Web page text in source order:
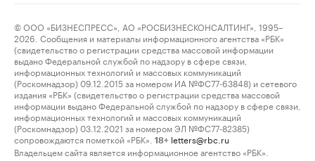
© ООО «БИЗНЕСПРЕСС», АО «РОСБИЗНЕСКОНСАЛТИНГ», 1995–
2026. Сообщения и материалы информационного агентства «РБК»
(свидетельство о регистрации средства массовой информации
выдано Федеральной службой по надзору в сфере связи,
информационных технологий и массовых коммуникаций
(Роскомнадзор) 09.12.2015 за номером ИА №ФС77-63848) и сетевого
издания «РБК» (свидетельство о регистрации средства массовой
информации выдано Федеральной службой по надзору в сфере связи,
информационных технологий и массовых коммуникаций
(Роскомнадзор) 03.12.2021 за номером ЭЛ №ФС77-82385)
сопровождаются пометкой «РБК».
18+ letters@rbc.ru
Владельцем сайта является информационное агентство «РБК».